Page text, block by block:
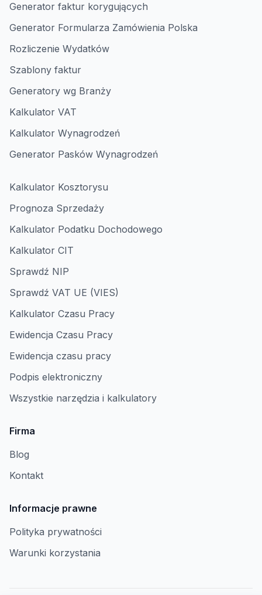
Generator faktur korygujących
Generator Formularza Zamówienia Polska
Rozliczenie Wydatków
Szablony faktur
Generatory wg Branży
Kalkulator VAT
Kalkulator Wynagrodzeń
Generator Pasków Wynagrodzeń
Kalkulator Kosztorysu
Prognoza Sprzedaży
Kalkulator Podatku Dochodowego
Kalkulator CIT
Sprawdź NIP
Sprawdź VAT UE (VIES)
Kalkulator Czasu Pracy
Ewidencja Czasu Pracy
Ewidencja czasu pracy
Podpis elektroniczny
Wszystkie narzędzia i kalkulatory
Firma
Blog
Kontakt
Informacje prawne
Polityka prywatności
Warunki korzystania